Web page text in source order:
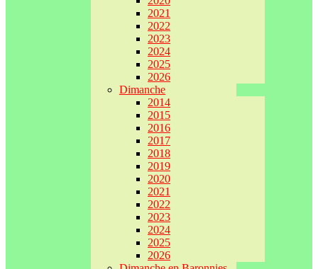
2021
2022
2023
2024
2025
2026
Dimanche
2014
2015
2016
2017
2018
2019
2020
2021
2022
2023
2024
2025
2026